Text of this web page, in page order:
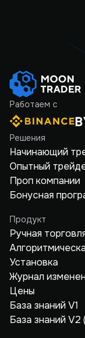
Работаем с
Решения
Начинающий
Опытный
Проп компании
Бонусная
Продукт
Ручная
Установка
Журнал
Цены
База знаний V1
База знаний V2